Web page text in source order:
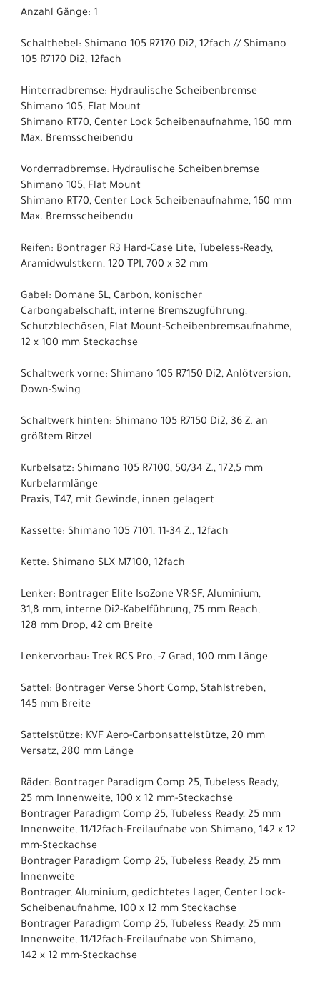
Anzahl Gänge: 1
Schalthebel: Shimano 105 R7170 Di2, 12fach // Shimano
105 R7170 Di2, 12fach
Hinterradbremse: Hydraulische Scheibenbremse
Shimano 105, Flat Mount
Shimano RT70, Center Lock Scheibenaufnahme, 160 mm
Max. Bremsscheibendu
Vorderradbremse: Hydraulische Scheibenbremse
Shimano 105, Flat Mount
Shimano RT70, Center Lock Scheibenaufnahme, 160 mm
Max. Bremsscheibendu
Reifen: Bontrager R3 Hard-Case Lite, Tubeless-Ready,
Aramidwulstkern, 120 TPI, 700 x 32 mm
Gabel: Domane SL, Carbon, konischer
Carbongabelschaft, interne Bremszugführung,
Schutzblechösen, Flat Mount-Scheibenbremsaufnahme,
12 x 100 mm Steckachse
Schaltwerk vorne: Shimano 105 R7150 Di2, Anlötversion,
Down-Swing
Schaltwerk hinten: Shimano 105 R7150 Di2, 36 Z. an
größtem Ritzel
Kurbelsatz: Shimano 105 R7100, 50/34 Z., 172,5 mm
Kurbelarmlänge
Praxis, T47, mit Gewinde, innen gelagert
Kassette: Shimano 105 7101, 11-34 Z., 12fach
Kette: Shimano SLX M7100, 12fach
Lenker: Bontrager Elite IsoZone VR-SF, Aluminium,
31,8 mm, interne Di2-Kabelführung, 75 mm Reach,
128 mm Drop, 42 cm Breite
Lenkervorbau: Trek RCS Pro, -7 Grad, 100 mm Länge
Sattel: Bontrager Verse Short Comp, Stahlstreben,
145 mm Breite
Sattelstütze: KVF Aero-Carbonsattelstütze, 20 mm
Versatz, 280 mm Länge
Räder: Bontrager Paradigm Comp 25, Tubeless Ready,
25 mm Innenweite, 100 x 12 mm-Steckachse
Bontrager Paradigm Comp 25, Tubeless Ready, 25 mm
Innenweite, 11/12fach-Freilaufnabe von Shimano, 142 x 12
mm-Steckachse
Bontrager Paradigm Comp 25, Tubeless Ready, 25 mm
Innenweite
Bontrager, Aluminium, gedichtetes Lager, Center Lock-
Scheibenaufnahme, 100 x 12 mm Steckachse
Bontrager Paradigm Comp 25, Tubeless Ready, 25 mm
Innenweite, 11/12fach-Freilaufnabe von Shimano,
142 x 12 mm-Steckachse